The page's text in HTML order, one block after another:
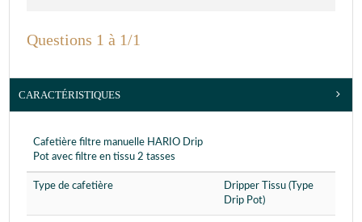
Questions 1 à 1/1
CARACTÉRISTIQUES
Cafetière filtre manuelle HARIO Drip
Pot avec filtre en tissu 2 tasses
Type de cafetière
Dripper Tissu (Type
Drip Pot)